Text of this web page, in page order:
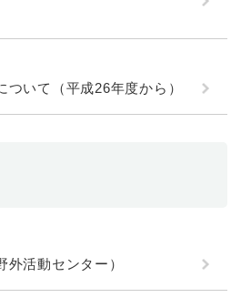
いて（平成26年度から）
活動センター）